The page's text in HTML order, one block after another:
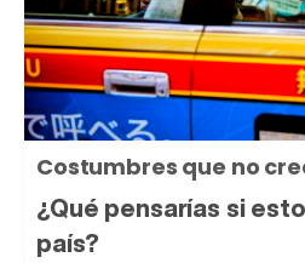
Costumbres que no
¿Qué pensarías si
país?